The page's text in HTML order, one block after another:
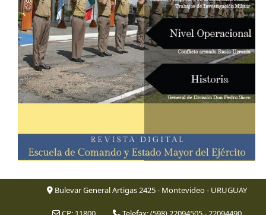
Bulevar General Artigas 2425 - Montevideo - URUGUAY